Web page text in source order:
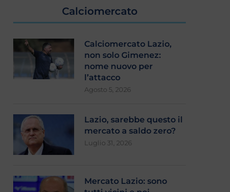
Calciomercato
Calciomercato Lazio,
non solo Gimenez:
nome nuovo per
l’attacco
Agosto 5, 2026
Lazio, sarebbe questo il
mercato a saldo zero?
Luglio 31, 2026
Mercato Lazio: sono